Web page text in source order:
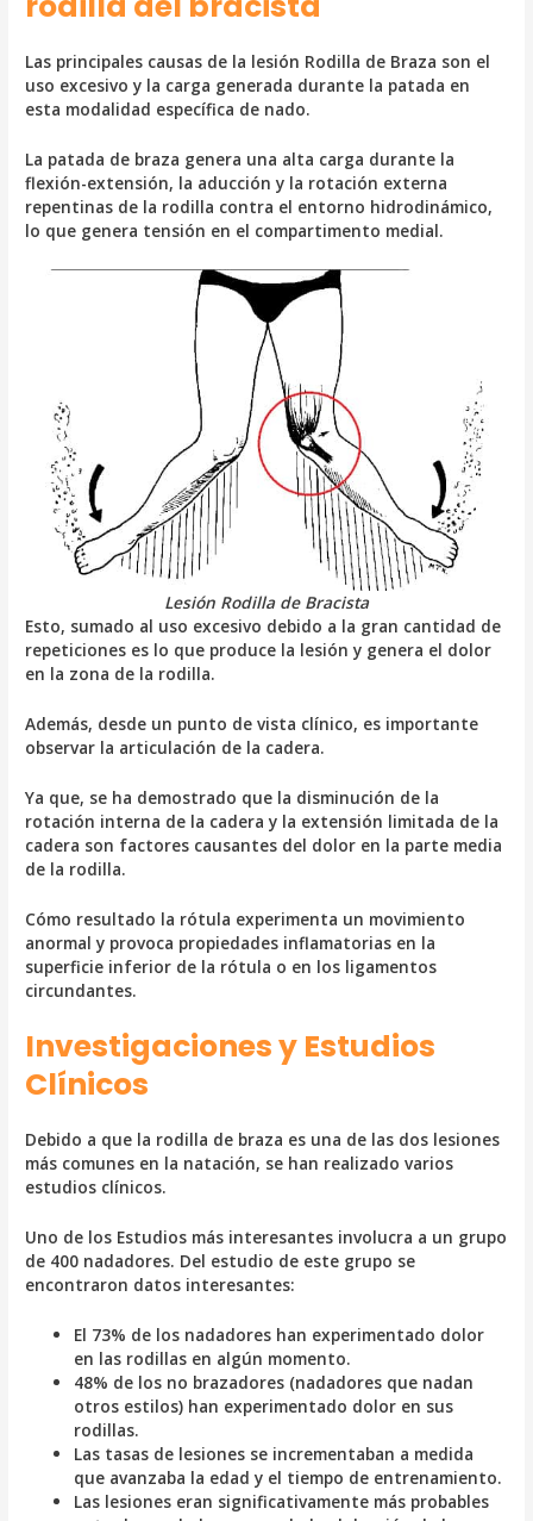
Las principales causas de la lesión Rodilla de Braza son el
uso excesivo y la carga generada durante la patada en
esta modalidad específica de nado.
La patada de braza genera una alta carga durante la
flexión-extensión, la aducción y la rotación externa
repentinas de la rodilla contra el entorno hidrodinámico,
lo que genera tensión en el compartimento medial.
Lesión Rodilla de Bracista
Esto, sumado al uso excesivo debido a la gran cantidad de
repeticiones es lo que produce la lesión y genera el dolor
en la zona de la rodilla.
Además, desde un punto de vista clínico, es importante
observar la articulación de la cadera.
Ya que, se ha demostrado que la disminución de la
rotación interna de la cadera y la extensión limitada de la
cadera son factores causantes del dolor en la parte media
de la rodilla.
Cómo resultado la rótula experimenta un movimiento
anormal y provoca propiedades inflamatorias en la
superficie inferior de la rótula o en los ligamentos
circundantes.
Investigaciones y Estudios
Clínicos
Debido a que la rodilla de braza es una de las dos lesiones
más comunes en la natación, se han realizado varios
estudios clínicos.
Uno de los Estudios más interesantes involucra a un grupo
de 400 nadadores. Del estudio de este grupo se
encontraron datos interesantes:
El 73% de los nadadores han experimentado dolor
en las rodillas en algún momento.
48% de los no brazadores (nadadores que nadan
otros estilos) han experimentado dolor en sus
rodillas.
Las tasas de lesiones se incrementaban a medida
que avanzaba la edad y el tiempo de entrenamiento.
Las lesiones eran significativamente más probables